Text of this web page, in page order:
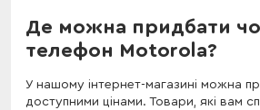
Де можна придбати
телефон Motorola?
У нашому інтернет-магазині можна
доступними цінами. Товари, які вам